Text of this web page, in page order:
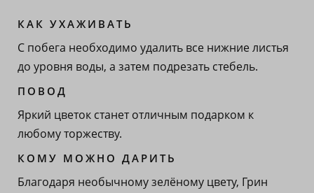
КАК УХАЖИВАТЬ
С побега необходимо удалить все нижние листья
до уровня воды, а затем подрезать стебель.
ПОВОД
Яркий цветок станет отличным подарком к
любому торжеству.
КОМУ МОЖНО ДАРИТЬ
Благодаря необычному зелёному цвету, Грин